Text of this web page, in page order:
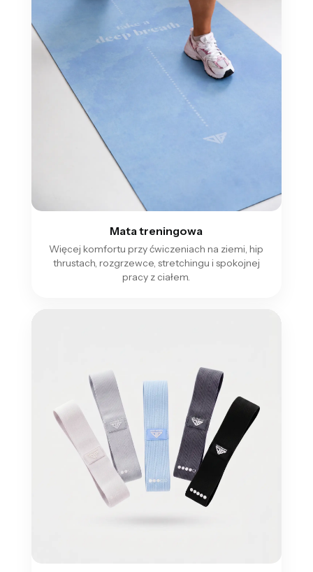
Mata treningowa
Więcej komfortu przy ćwiczeniach na ziemi, hip
thrustach, rozgrzewce, stretchingu i spokojnej
pracy z ciałem.